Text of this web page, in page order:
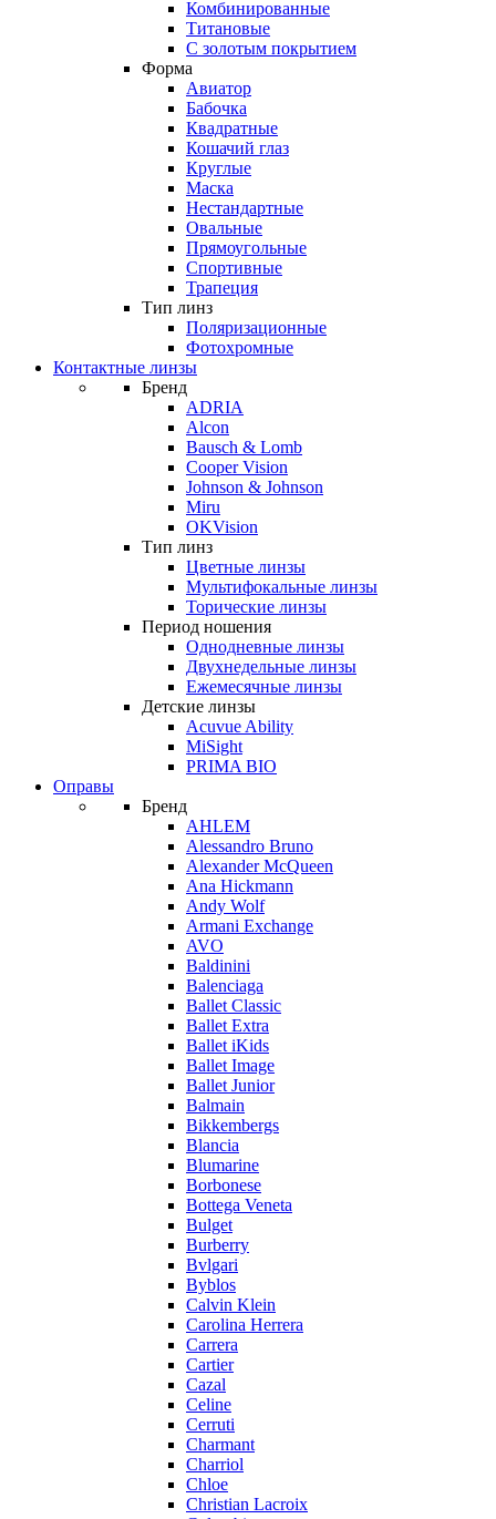
Комбинированные
Титановые
С золотым покрытием
Форма
Авиатор
Бабочка
Квадратные
Кошачий глаз
Круглые
Маска
Нестандартные
Овальные
Прямоугольные
Спортивные
Трапеция
Тип линз
Поляризационные
Фотохромные
Контактные линзы
Бренд
ADRIA
Alcon
Bausch & Lomb
Cooper Vision
Johnson & Johnson
Miru
OKVision
Тип линз
Цветные линзы
Мультифокальные линзы
Торические линзы
Период ношения
Однодневные линзы
Двухнедельные линзы
Ежемесячные линзы
Детские линзы
Acuvue Ability
MiSight
PRIMA BIO
Оправы
Бренд
AHLEM
Alessandro Bruno
Alexander McQueen
Ana Hickmann
Andy Wolf
Armani Exchange
AVO
Baldinini
Balenciaga
Ballet Classic
Ballet Extra
Ballet iKids
Ballet Image
Ballet Junior
Balmain
Bikkembergs
Blancia
Blumarine
Borbonese
Bottega Veneta
Bulget
Burberry
Bvlgari
Byblos
Calvin Klein
Carolina Herrera
Carrera
Cartier
Cazal
Celine
Cerruti
Charmant
Charriol
Chloe
Christian Lacroix